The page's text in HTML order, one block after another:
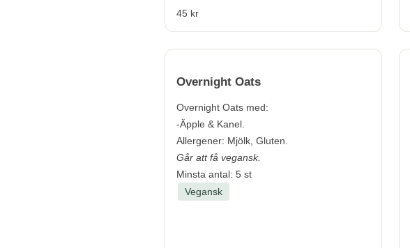
45 kr
Overnight Oats
Overnight Oats med:
-Äpple & Kanel.
Allergener: Mjölk, Gluten.
Går att få vegansk.
Minsta antal: 5 st
Vegansk